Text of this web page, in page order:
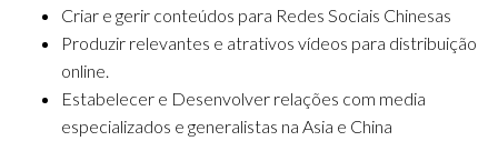
Criar e gerir conteúdos para Redes Sociais Chinesas
Produzir relevantes e atrativos vídeos para distribuição
online.
Estabelecer e Desenvolver relações com media
especializados e generalistas na Asia e China